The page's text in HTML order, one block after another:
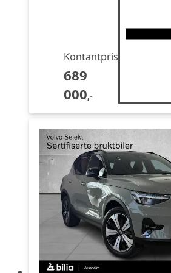
Kontantpris
689
000,-